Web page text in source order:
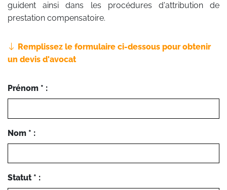
guident ainsi dans les procédures d'attribution de
prestation compensatoire.
Remplissez le formulaire ci-dessous pour obtenir
un devis d'avocat
Prénom * :
Nom * :
Statut * :